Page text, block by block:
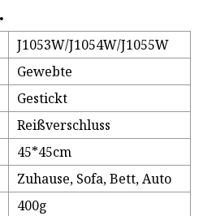
J1053W/J1054W/J1055W
Gewebte
Gestickt
Reißverschluss
45*45cm
Zuhause, Sofa, Bett, Auto
400g